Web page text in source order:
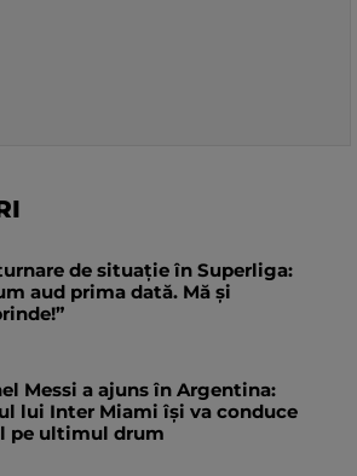
de situație în Superliga:
aud prima dată. Mă și
Messi a ajuns în Argentina:
lui Inter Miami își va conduce
pe ultimul drum